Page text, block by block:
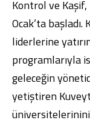
Kontrol ve
Ocak’ta
liderlerine
programlarıyla
geleceğin
yetiştiren